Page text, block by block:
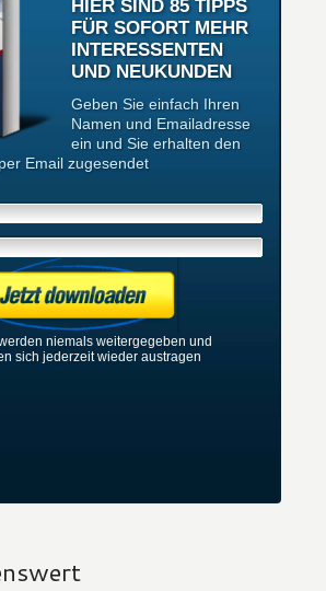
HIER SIND 85 TIPPS
FÜR SOFORT MEHR
INTERESSENTEN
UND NEUKUNDEN
Geben Sie einfach Ihren
Namen und Emailadresse
ein und Sie erhalten den
Email zugesendet
niemals weitergegeben und
sich jederzeit wieder austragen